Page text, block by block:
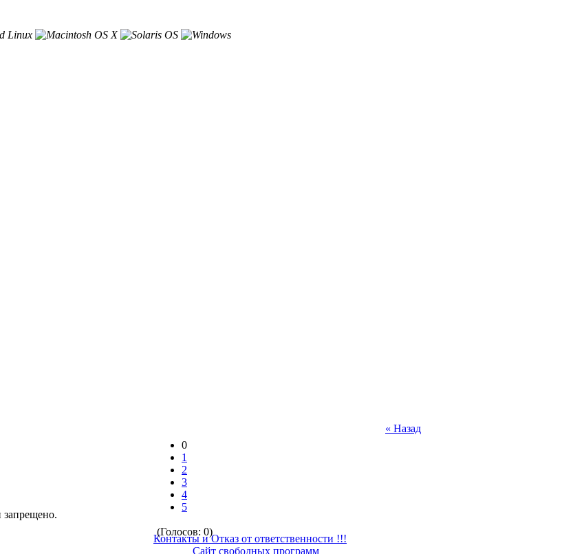
0
1
2
3
4
5
(Голосов: 0)
« Назад
Контакты и Отказ от ответственности !!!
Сайт свободных программ